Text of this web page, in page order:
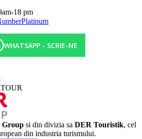
nisip chiar langa hotel
gratuite
cost
18 pm
WHATSAPP - SCRIE-NE
Group si din divizia sa DER Touristik, cel
din industria turismului.